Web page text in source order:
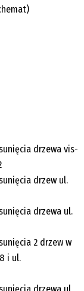
drzewa vis-
drzew ul.
drzewa ul.
2 drzew w
i ul.